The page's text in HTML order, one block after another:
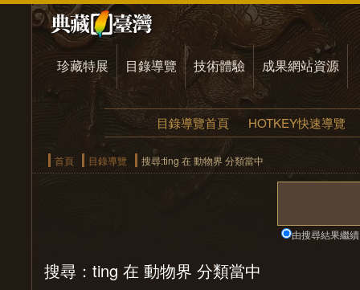
珍藏特展 目錄導覽 技術體驗 成果網站資源
目錄導覽首頁 HOTKEY快速導覽
首頁 目錄導覽 搜尋:ting 在 動物界 分類當中
由搜尋結果繼續
搜尋：ting 在 動物界 分類當中